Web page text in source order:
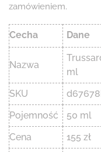
zamówieniem.
Cecha Dane
Nazwa
ml
SKU
Pojemność
50 ml
Cena
155 zł